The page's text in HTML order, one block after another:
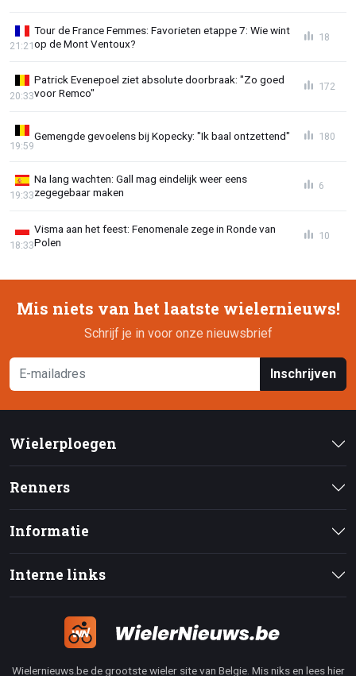
Tour de France Femmes: Favorieten etappe 7: Wie wint
op de Mont Ventoux?
21:21
18
Patrick Evenepoel ziet absolute doorbraak: "Zo goed
voor Remco"
20:33
172
Gemengde gevoelens bij Kopecky: "Ik baal ontzettend"
19:59
180
Na lang wachten: Gall mag eindelijk weer eens
zegegebaar maken
19:33
6
Visma aan het feest: Fenomenale zege in Ronde van
Polen
18:33
10
Mis niets van het laatste wielernieuws!
Schrijf je in voor onze nieuwsbrief
Inschrijven
Wielerploegen
Renners
Informatie
Interne links
Wielernieuws.be de grootste wieler site van Belgie. Mis niks en lees hier